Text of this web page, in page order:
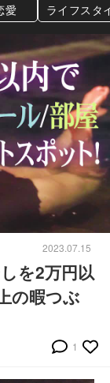
愛 ライフスタ
2023.07.15
を2万円以
の暇つぶ
1